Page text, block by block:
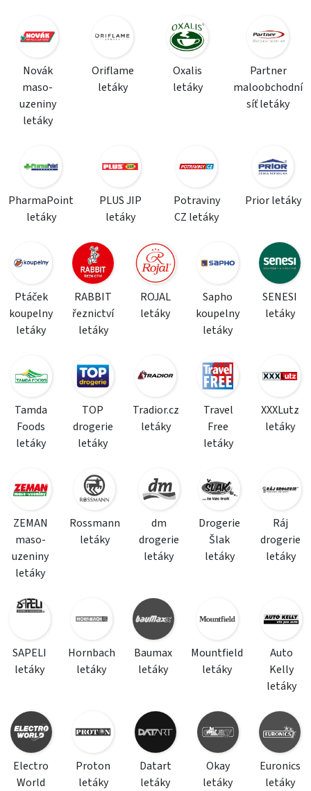
Novák
maso-
uzeniny
letáky
Oriflame
letáky
Oxalis
letáky
Partner
maloobchodní
síť letáky
PharmaPoint
letáky
PLUS JIP
letáky
Potraviny
CZ letáky
Prior letáky
Ptáček
koupelny
letáky
RABBIT
řeznictví
letáky
ROJAL
letáky
Sapho
koupelny
letáky
SENESI
letáky
Tamda
Foods
letáky
TOP
drogerie
letáky
Tradior.cz
letáky
Travel
Free
letáky
XXXLutz
letáky
ZEMAN
maso-
uzeniny
letáky
Rossmann
letáky
dm
drogerie
letáky
Drogerie
Šlak
letáky
Ráj
drogerie
letáky
SAPELI
letáky
Hornbach
letáky
Baumax
letáky
Mountfield
letáky
Auto
Kelly
letáky
Electro
World
Proton
letáky
Datart
letáky
Okay
letáky
Euronics
letáky